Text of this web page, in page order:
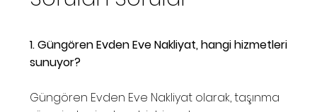
1. Güngören Evden Eve Nakliyat, hangi hizmetleri
sunuyor?
Güngören Evden Eve Nakliyat olarak, taşınma